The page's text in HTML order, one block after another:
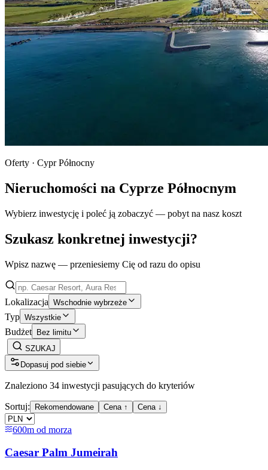
Oferty · Cypr Północny
Nieruchomości na Cyprze Północnym
Wybierz inwestycję i poleć ją zobaczyć — pobyt na nasz koszt
Szukasz konkretnej inwestycji?
Wpisz nazwę — przeniesiemy Cię od razu do opisu
Lokalizacja Wschodnie wybrzeże
Typ Wszystkie
Budżet Bez limitu
SZUKAJ
Dopasuj pod siebie
Znaleziono 34 inwestycji pasujących do kryteriów
Sortuj: Rekomendowane Cena ↑ Cena ↓
600m od morza
Caesar Palm Jumeirah